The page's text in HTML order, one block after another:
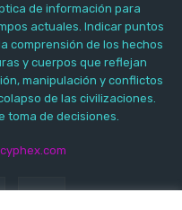
de información para
actuales. Indicar puntos
comprensión de los hechos
y cuerpos que reflejan
manipulación y conflictos
de las civilizaciones.
toma de decisiones.